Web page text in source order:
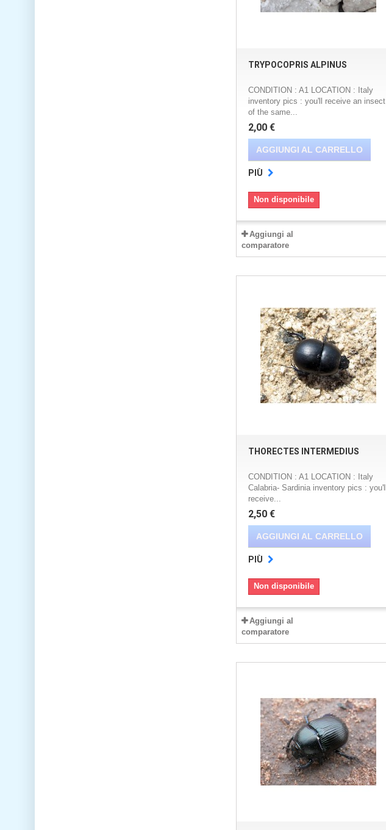
TRYPOCOPRIS ALPINUS
CONDITION : A1 LOCATION : Italy
inventory pics : you'll receive an insect
of the same...
2,00 €
AGGIUNGI AL CARRELLO
PIÙ
Non disponibile
Aggiungi al
comparatore
THORECTES INTERMEDIUS
CONDITION : A1 LOCATION : Italy
Calabria- Sardinia inventory pics : you'll
receive...
2,50 €
AGGIUNGI AL CARRELLO
PIÙ
Non disponibile
Aggiungi al
comparatore